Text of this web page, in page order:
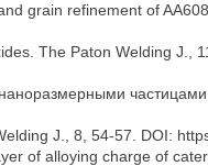
grain refinement of
The Paton Welding J.,
частицами
J., 8, 54-57. DOI:
of alloying charge of